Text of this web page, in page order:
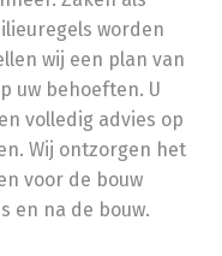
worden
wij een plan van
uw behoeften. U
volledig advies op
Wij ontzorgen het
voor de bouw
en na de bouw.